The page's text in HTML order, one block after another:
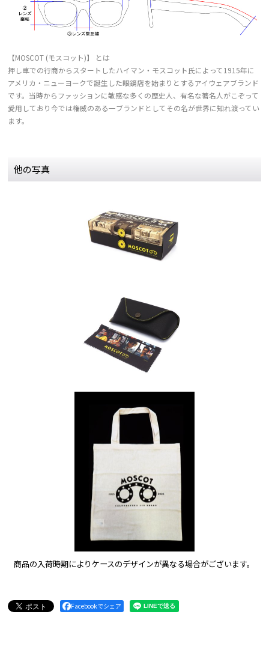
【MOSCOT (モスコット)】 とは
押し車での行商からスタートしたハイマン・モスコット氏によって1915年に
アメリカ・ニューヨークで誕生した眼鏡店を始まりとするアイウェアブランド
です。当時からファッションに敏感な多くの歴史人、有名な著名人がこぞって
愛用しており今では権威のある一ブランドとしてその名が世界に知れ渡ってい
ます。
他の写真
商品の入荷時期によりケースのデザインが異なる場合がございます。
Facebookでシェア